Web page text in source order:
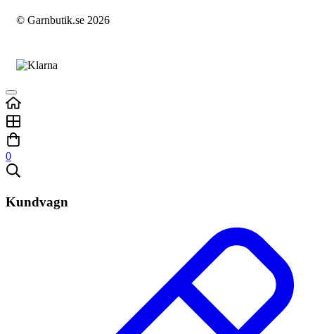
© Garnbutik.se 2026
0
Kundvagn